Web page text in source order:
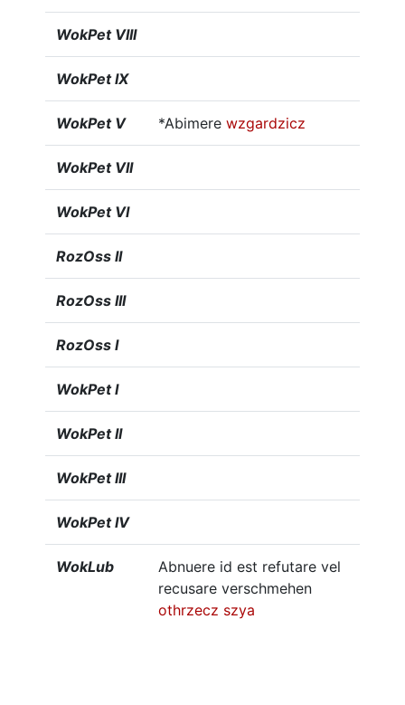
WokPet VIII
WokPet IX
WokPet V *Abimere wzgardzicz
WokPet VII
WokPet VI
RozOss II
RozOss III
RozOss I
WokPet I
WokPet II
WokPet III
WokPet IV
WokLub
Abnuere id est refutare vel
recusare verschmehen
othrzecz szya